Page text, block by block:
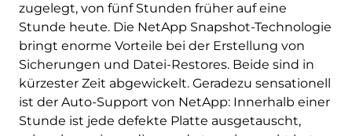
zugelegt, von fünf Stunden früher auf eine
Stunde heute. Die NetApp Snapshot-Technologie
bringt enorme Vorteile bei der Erstellung von
Sicherungen und Datei-Restores. Beide sind in
kürzester Zeit abgewickelt. Geradezu sensationell
ist der Auto-Support von NetApp: Innerhalb einer
Stunde ist jede defekte Platte ausgetauscht,